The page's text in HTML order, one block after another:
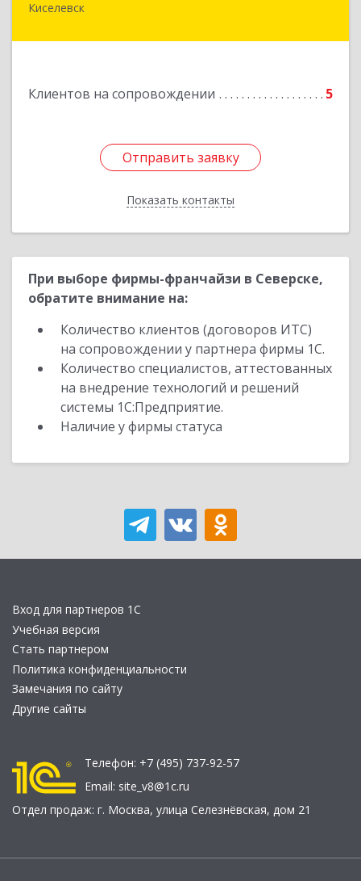
Киселевск
Клиентов на сопровождении 5
Отправить заявку
Показать контакты
650002, Кемеровская обл, г.Кемерово, пр-т
Отправить заявку
Назад
При выборе фирмы-франчайзи в Северске,
обратите внимание на:
Количество клиентов (договоров ИТС)
на сопровождении у партнера фирмы 1С.
Количество специалистов, аттестованных
на внедрение технологий и решений
системы 1С:Предприятие.
Наличие у фирмы статуса
Вход для партнеров 1С
Учебная версия
Стать партнером
Политика конфиденциальности
Замечания по сайту
Другие сайты
Телефон: +7 (495) 737-92-57
Email: site_v8@1c.ru
Отдел продаж: г. Москва, улица Селезнёвская, дом 21